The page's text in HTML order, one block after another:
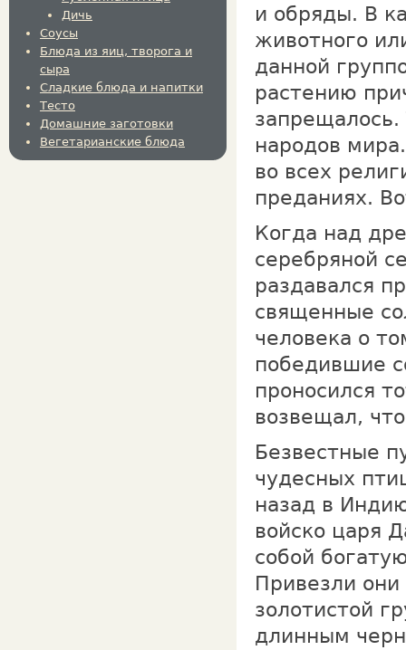
Дичь
Соусы
Блюда из яиц, творога и
сыра
Сладкие блюда и напитки
Тесто
Домашние заготовки
Вегетарианские блюда
и обряды. В
животного
данной
растению
народов
во всех
преданиях.
Когда над
серебряной
раздавался
священные
человека о
победившие
проносился
возвещал,
Безвестные
чудесных
назад в
войско царя
собой
Привезли
золотистой
длинным